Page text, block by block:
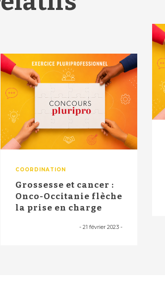
COORDINATION
Grossesse et cancer :
Onco-Occitanie flèche
la prise en charge
-21 février 2023 -